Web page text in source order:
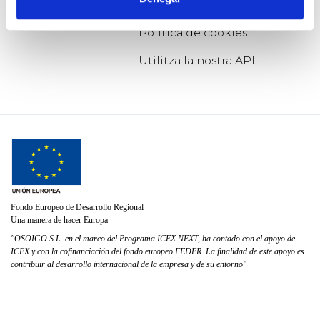
Política de privacitat
Política de cookies
Utilitza la nostra API
Fondo Europeo de Desarrollo Regional
Una manera de hacer Europa
"OSOIGO S.L. en el marco del Programa ICEX NEXT, ha contado con el apoyo de
ICEX y con la cofinanciación del fondo europeo FEDER. La finalidad de este apoyo es
contribuir al desarrollo internacional de la empresa y de su entorno"